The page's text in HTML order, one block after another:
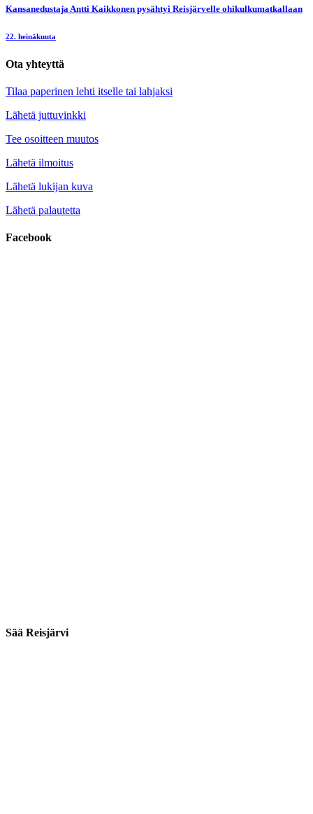
Kansanedustaja Antti Kaikkonen pysähtyi Reisjärvelle ohikulkumatkallaan
22. heinäkuuta
Ota yhteyttä
Tilaa paperinen lehti itselle tai lahjaksi
Lähetä juttuvinkki
Tee osoitteen muutos
Lähetä ilmoitus
Lähetä lukijan kuva
Lähetä palautetta
Facebook
Sää Reisjärvi